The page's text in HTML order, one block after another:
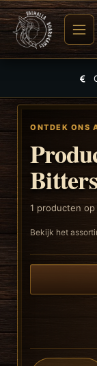
ONTDEK ONS
1 producten
Bekijk het